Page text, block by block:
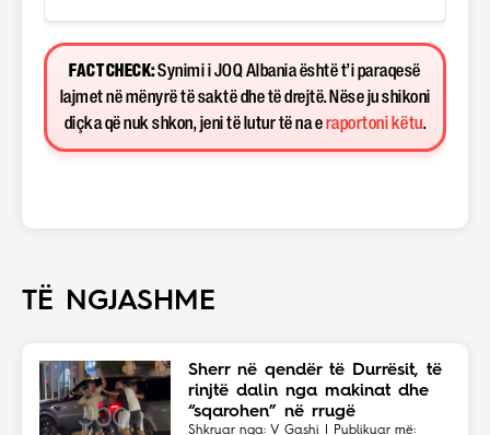
FACT CHECK:Synimi i JOQ Albania është t’i paraqesë
lajmet në mënyrë të saktë dhe të drejtë. Nëse ju shikoni
diçka që nuk shkon, jeni të lutur të na e raportoni këtu.
TË NGJASHME
Sherr në qendër të Durrësit, të
rinjtë dalin nga makinat dhe
“sqarohen” në rrugë
Shkruar nga: V Gashi | Publikuar më: